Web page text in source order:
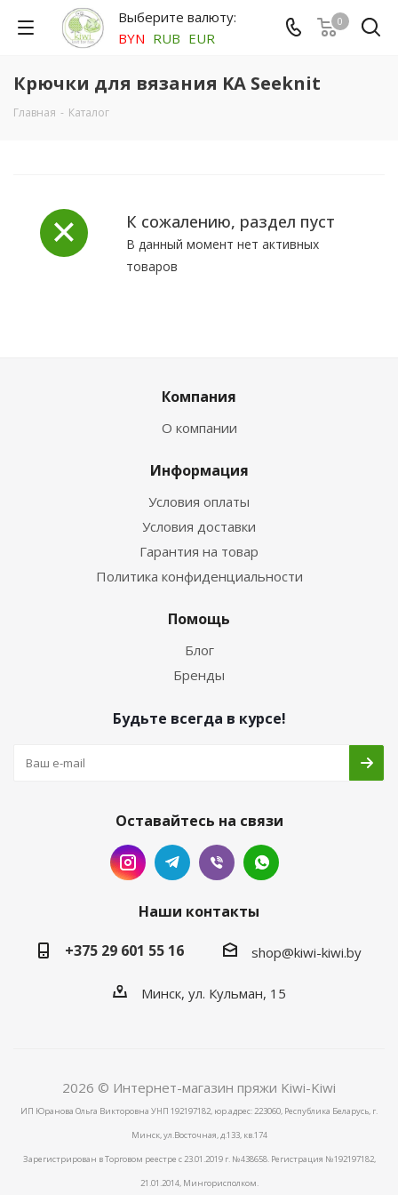
Выберите валюту:
BYN RUB EUR
0
Крючки для вязания KA Seeknit
Главная - Каталог
К сожалению, раздел пуст
В данный момент нет активных
товаров
Компания
О компании
Информация
Условия оплаты
Условия доставки
Гарантия на товар
Политика конфиденциальности
Помощь
Блог
Бренды
Будьте всегда в курсе!
Оставайтесь на связи
Наши контакты
+375 29 601 55 16
shop@kiwi-kiwi.by
Минск, ул. Кульман, 15
2026 © Интернет-магазин пряжи Kiwi-Kiwi
ИП Юранова Ольга Викторовна УНП 192197182, юр.адрес: 223060, Республика Беларусь, г.
Минск, ул.Восточная, д.133, кв.174
Зарегистрирован в Торговом реестре с 23.01.2019 г. №438658. Регистрация №192197182,
21.01.2014, Мингорисполком.